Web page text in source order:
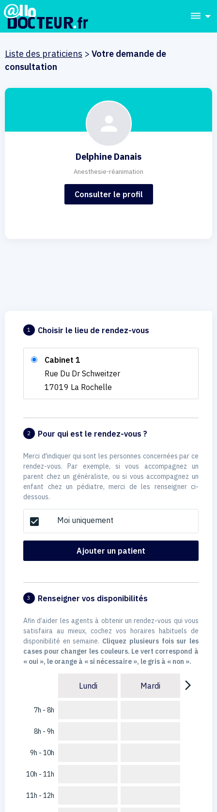
dehaze
Liste des praticiens > Votre demande de
consultation
Delphine Danais
Anesthesie-réanimation
Consulter le profil
1 Choisir le lieu de rendez-vous
Cabinet 1
Rue Du Dr Schweitzer
17019 La Rochelle
2 Pour qui est le rendez-vous ?
Merci d'indiquer qui sont les personnes concernées par ce
rendez-vous. Par exemple, si vous accompagnez un
parent chez un généraliste, ou si vous accompagnez un
enfant chez un pédiatre, merci de les renseigner ci-
dessous.
check_box Moi uniquement
Ajouter un patient
3 Renseigner vos disponibilités
Afin d’aider les agents à obtenir un rendez-vous qui vous
satisfaira au mieux, cochez vos horaires habituels de
disponibilité en semaine. Cliquez plusieurs fois sur les
cases pour changer les couleurs. Le vert correspond à
« oui », le orange à « si nécessaire », le gris à « non ».
7h - 8h
8h - 9h
9h - 10h
10h - 11h
11h - 12h
Lundi Mardi arrow_forward_ios